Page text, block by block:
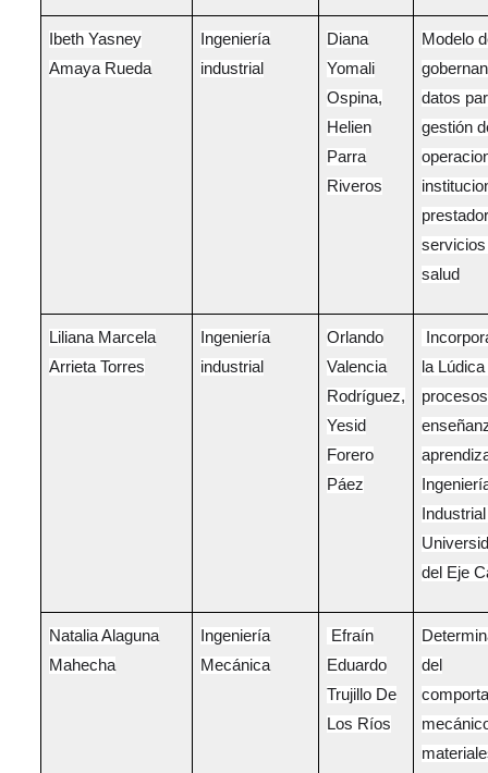
Ibeth Yasney
Amaya Rueda
Ingeniería
industrial
Diana
Yomali
Ospina,
Helien
Parra
Riveros
Modelo
datos
gestión
servicios
salud
Liliana Marcela
Arrieta Torres
Ingeniería
industrial
Orlando
Valencia
Rodríguez,
Yesid
Forero
Páez
la
del Eje
Natalia Alaguna
Mahecha
Ingeniería
Mecánica
Efraín
Eduardo
Trujillo De
Los Ríos
del